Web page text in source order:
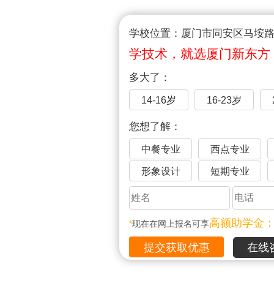
学校位置：厦门市同安区马垵
学技术，就选厦门新东方
多大了：
14-16岁 16-23岁
您想了解：
中餐专业 西点专业
形象设计 短期专业
*现在在网上报名可享高额助学金
在线